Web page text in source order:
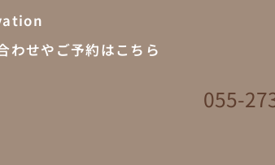
わせやご予約はこちら
055-